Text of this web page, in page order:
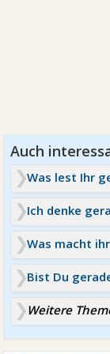
Ich denke
Was macht
Bist Du
Weitere